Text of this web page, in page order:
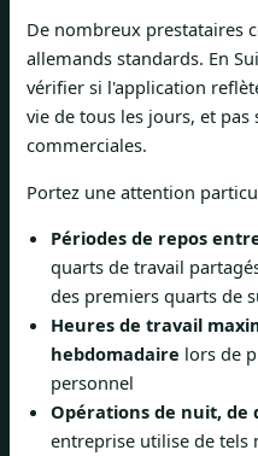
De nombreux prestataires
allemands standards. En
vérifier si l'application
vie de tous les jours, et
commerciales.
Portez une attention
Périodes de repos
quarts de travail
des premiers quarts de
Heures de travail
hebdomadaire lors de
personnel
Opérations de nuit, de
entreprise utilise de tels